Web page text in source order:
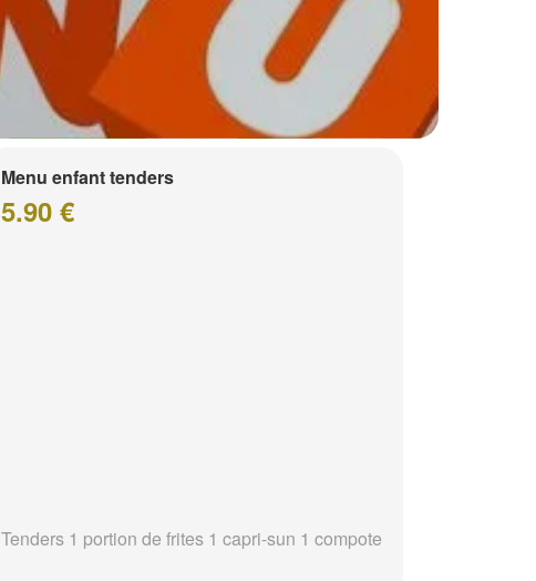
Menu enfant tenders
5.90 €
Tenders 1 portion de frites 1 capri-sun 1 compote